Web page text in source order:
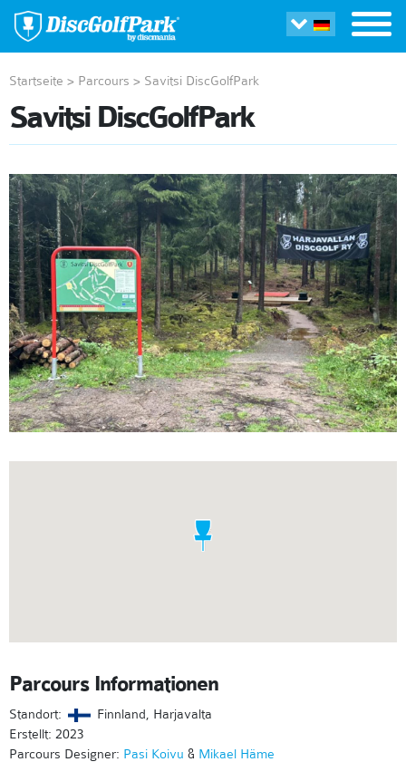
Startseite > Parcours > Savitsi DiscGolfPark
Savitsi DiscGolfPark
Parcours Informationen
Standort:
Finnland, Harjavalta
Erstellt: 2023
Parcours Designer: Pasi Koivu & Mikael Häme